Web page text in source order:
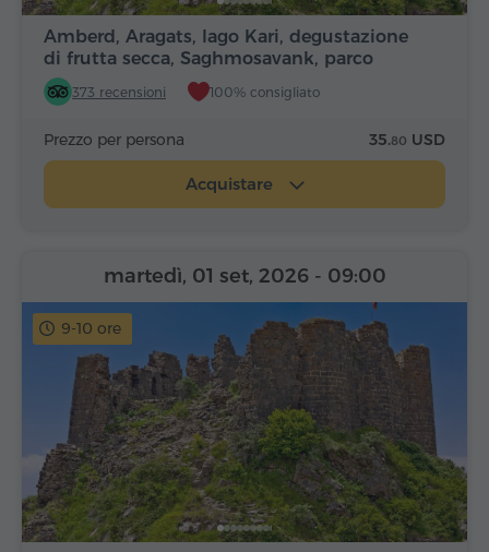
Amberd, Aragats, lago Kari, degustazione
di frutta secca, Saghmosavank, parco
Alfabeto
373 recensioni 100% consigliato
Prezzo per persona 35.80 USD
Acquistare
9-10 ore
martedì, 01 set, 2026 - 09:00